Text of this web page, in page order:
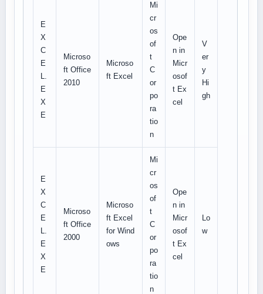
E
X
C
E
L.
E
X
E
Microso
ft Office
2010
Microso
ft Excel
Mi
cr
os
of
t
C
or
po
ra
tio
n
Ope
n in
Micr
osof
t Ex
cel
V
er
y
Hi
gh
E
X
C
E
L.
E
X
E
Microso
ft Office
2000
Microso
ft Excel
for Wind
ows
Mi
cr
os
of
t
C
or
po
ra
tio
n
Ope
n in
Micr
osof
t Ex
cel
Lo
w